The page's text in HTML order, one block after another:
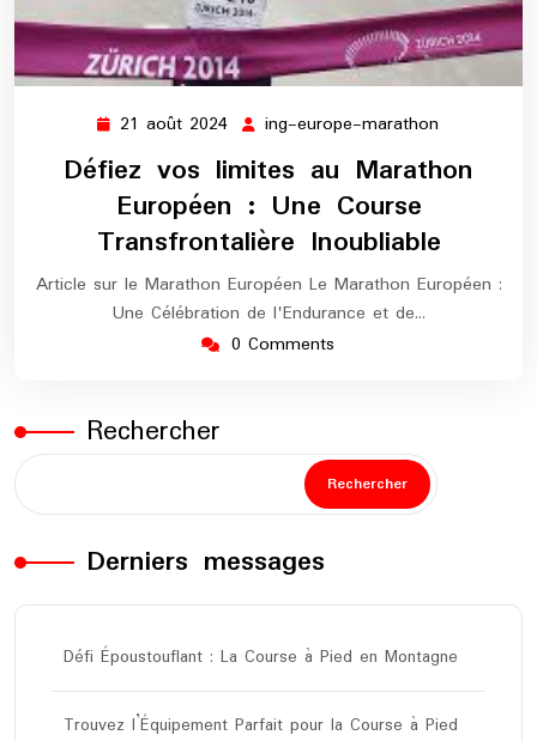
21 août 2024 21
août
2024
ing-europe-marathon
marathon
Défiez vos limites au Marathon
Européen : Une Course
Transfrontalière Inoubliable
Article sur le Marathon Européen Le Marathon Européen :
Une Célébration de l'Endurance et de…
0 Comments
Rechercher
Rechercher
Derniers messages
Défi Époustouflant : La Course à Pied en Montagne
Trouvez l’Équipement Parfait pour la Course à Pied